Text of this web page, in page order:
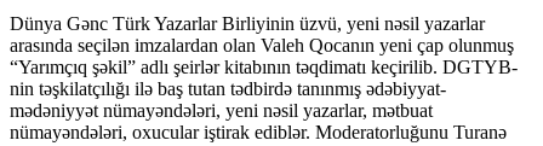
Dünya Gənc Türk Yazarlar Birliyinin üzvü, yeni nəsil yazarlar
arasında seçilən imzalardan olan Valeh Qocanın yeni çap olunmuş
“Yarımçıq şəkil” adlı şeirlər kitabının təqdimatı keçirilib. DGTYB-
nin təşkilatçılığı ilə baş tutan tədbirdə tanınmış ədəbiyyat-
mədəniyyət nümayəndələri, yeni nəsil yazarlar, mətbuat
nümayəndələri, oxucular iştirak ediblər. Moderatorluğunu Turanə